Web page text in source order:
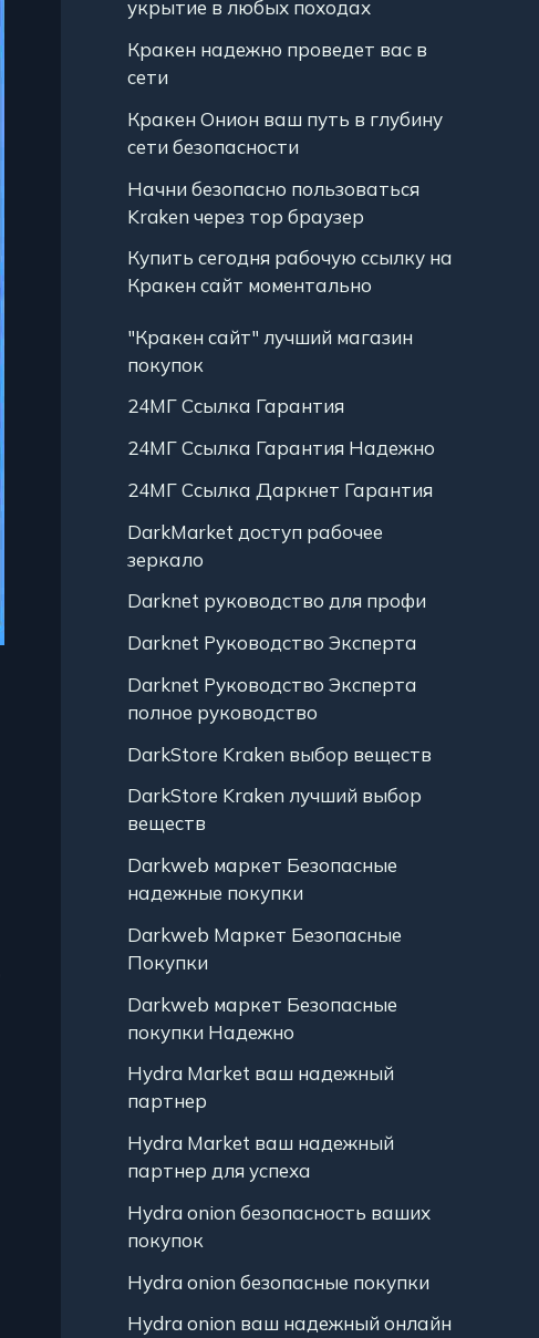
укрытие в любых походах
Кракен надежно проведет вас в
сети
Кракен Онион ваш путь в глубину
сети безопасности
Начни безопасно пользоваться
Kraken через тор браузер
Купить сегодня рабочую ссылку на
Кракен сайт моментально
"Кракен сайт" лучший магазин
покупок
24МГ Ссылка Гарантия
24МГ Ссылка Гарантия Надежно
24МГ Ссылка Даркнет Гарантия
DarkMarket доступ рабочее
зеркало
Darknet руководство для профи
Darknet Руководство Эксперта
Darknet Руководство Эксперта
полное руководство
DarkStore Kraken выбор веществ
DarkStore Kraken лучший выбор
веществ
Darkweb маркет Безопасные
надежные покупки
Darkweb Маркет Безопасные
Покупки
Darkweb маркет Безопасные
покупки Надежно
Hydra Market ваш надежный
партнер
Hydra Market ваш надежный
партнер для успеха
Hydra onion безопасность ваших
покупок
Hydra onion безопасные покупки
Hydra onion ваш надежный онлайн